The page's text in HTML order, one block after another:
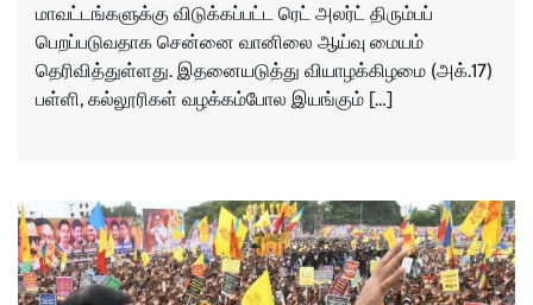
மாவட்டங்களுக்கு விடுக்கப்பட்ட ரெட் அலர்ட் திரும்பப்
பெறப்படுவதாக சென்னை வானிலை ஆய்வு மையம்
தெரிவித்துள்ளது. இதனையடுத்து வியாழக்கிழமை (அக்.17)
பள்ளி, கல்லூரிகள் வழக்கம்போல இயங்கும் […]